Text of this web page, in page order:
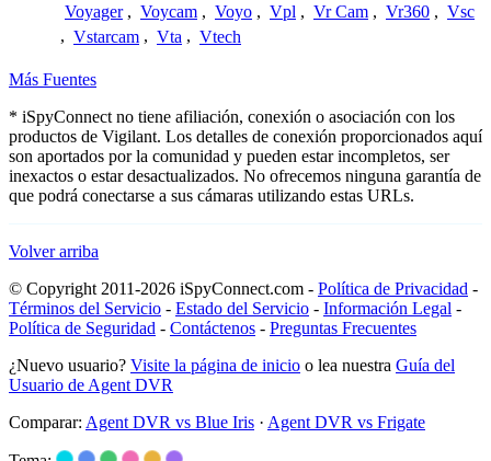
Voyager , Voycam , Voyo , Vpl , Vr Cam , Vr360 , Vsc
, Vstarcam , Vta , Vtech
Más Fuentes
* iSpyConnect no tiene afiliación, conexión o asociación con los
productos de Vigilant. Los detalles de conexión proporcionados aquí
son aportados por la comunidad y pueden estar incompletos, ser
inexactos o estar desactualizados. No ofrecemos ninguna garantía de
que podrá conectarse a sus cámaras utilizando estas URLs.
Volver arriba
© Copyright 2011-2026 iSpyConnect.com - Política de Privacidad -
Términos del Servicio - Estado del Servicio - Información Legal -
Política de Seguridad - Contáctenos - Preguntas Frecuentes
¿Nuevo usuario? Visite la página de inicio o lea nuestra Guía del
Usuario de Agent DVR
Comparar: Agent DVR vs Blue Iris · Agent DVR vs Frigate